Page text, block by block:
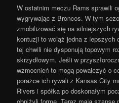
W ostatnim meczu Rams sprawili
wygrywając z Broncos. W tym
zmobilizować się na silniejszych
kontuzji to wciąż jedna z lepszych
tej chwili nie dysponują topowym
skrzydłowym. Jeśli w
wzmocnień to mogą powalczyć o
porażce ich rywali z Kansas City
Rivers i spółka po doskonałym